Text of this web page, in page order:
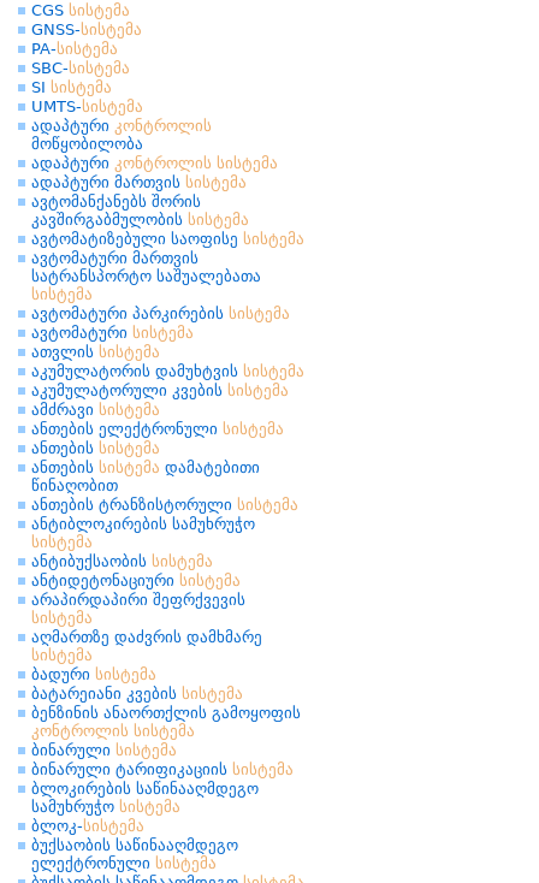
CGS სისტემა
GNSS-სისტემა
PA-სისტემა
SBC-სისტემა
SI სისტემა
UMTS-სისტემა
ადაპტური კონტროლის
მოწყობილობა
ადაპტური კონტროლის სისტემა
ადაპტური მართვის სისტემა
ავტომანქანებს შორის
კავშირგაბმულობის სისტემა
ავტომატიზებული საოფისე სისტემა
ავტომატური მართვის
სატრანსპორტო საშუალებათა
სისტემა
ავტომატური პარკირების სისტემა
ავტომატური სისტემა
ათვლის სისტემა
აკუმულატორის დამუხტვის სისტემა
აკუმულატორული კვების სისტემა
ამძრავი სისტემა
ანთების ელექტრონული სისტემა
ანთების სისტემა
ანთების სისტემა დამატებითი
წინაღობით
ანთების ტრანზისტორული სისტემა
ანტიბლოკირების სამუხრუჭო
სისტემა
ანტიბუქსაობის სისტემა
ანტიდეტონაციური სისტემა
არაპირდაპირი შეფრქვევის
სისტემა
აღმართზე დაძვრის დამხმარე
სისტემა
ბადური სისტემა
ბატარეიანი კვების სისტემა
ბენზინის ანაორთქლის გამოყოფის
კონტროლის სისტემა
ბინარული სისტემა
ბინარული ტარიფიკაციის სისტემა
ბლოკირების საწინააღმდეგო
სამუხრუჭო სისტემა
ბლოკ-სისტემა
ბუქსაობის საწინააღმდეგო
ელექტრონული სისტემა